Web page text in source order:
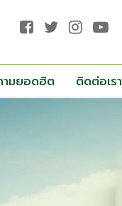
ามยอดฮิต ติดต่อเรา